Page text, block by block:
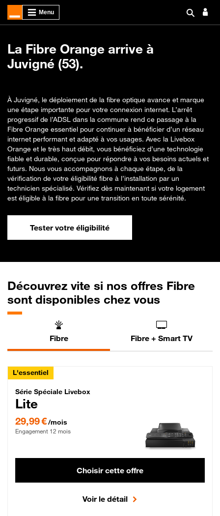
La Fibre Orange arrive à
Juvigné (53).
À Juvigné, le déploiement de la fibre optique avance et marque
une étape importante pour votre connexion internet. L’arrêt
progressif de l’ADSL dans la commune rend ce passage à la
Fibre Orange essentiel pour continuer à bénéficier d’un réseau
internet performant et adapté à vos usages. Avec la Livebox
Orange et le très haut débit, vous bénéficiez d’une technologie
fiable et durable, conçue pour répondre à vos besoins actuels et
futurs. Nous vous accompagnons à chaque étape, de la
vérification de votre éligibilité fibre à l’installation par un
technicien spécialisé. Vérifiez dès maintenant si votre logement
est éligible à la fibre pour une transition en toute sérénité.
Tester votre éligibilité
Découvrez vite si nos offres Fibre
sont disponibles chez vous
Fibre Fibre + Smart TV
L'essentiel
Série Spéciale Livebox Lite Fibre
Série Spéciale Livebox
Lite
29,99 €/mois
Engagement 12 mois
Choisir cette offre
Voir le détail